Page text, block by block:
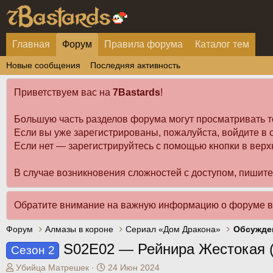
Главная Форум Правила форума Каталог тем
Новые сообщения Последняя активность
Приветствуем вас на 7Bastards!
Большую часть разделов форума могут просматривать
Если вы уже зарегистрированы, пожалуйста, войдите в
Если нет — зарегистрируйтесь с помощью кнопки в
В случае возникновения сложностей с доступом,
Обратите внимание на важную информацию о форуме в
Форум Алмазы в короне Сериал «Дом Дракона»
Сезон 2 S02E02 — Рейнира Жестокая
А
Убийца Матрешек
Д
24 Июн 2024